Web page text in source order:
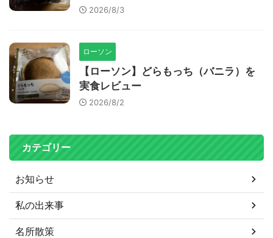
2026/8/3
ローソン
【ローソン】どらもっち（バニラ）を
実食レビュー
2026/8/2
カテゴリー
お知らせ
私の出来事
名所散策